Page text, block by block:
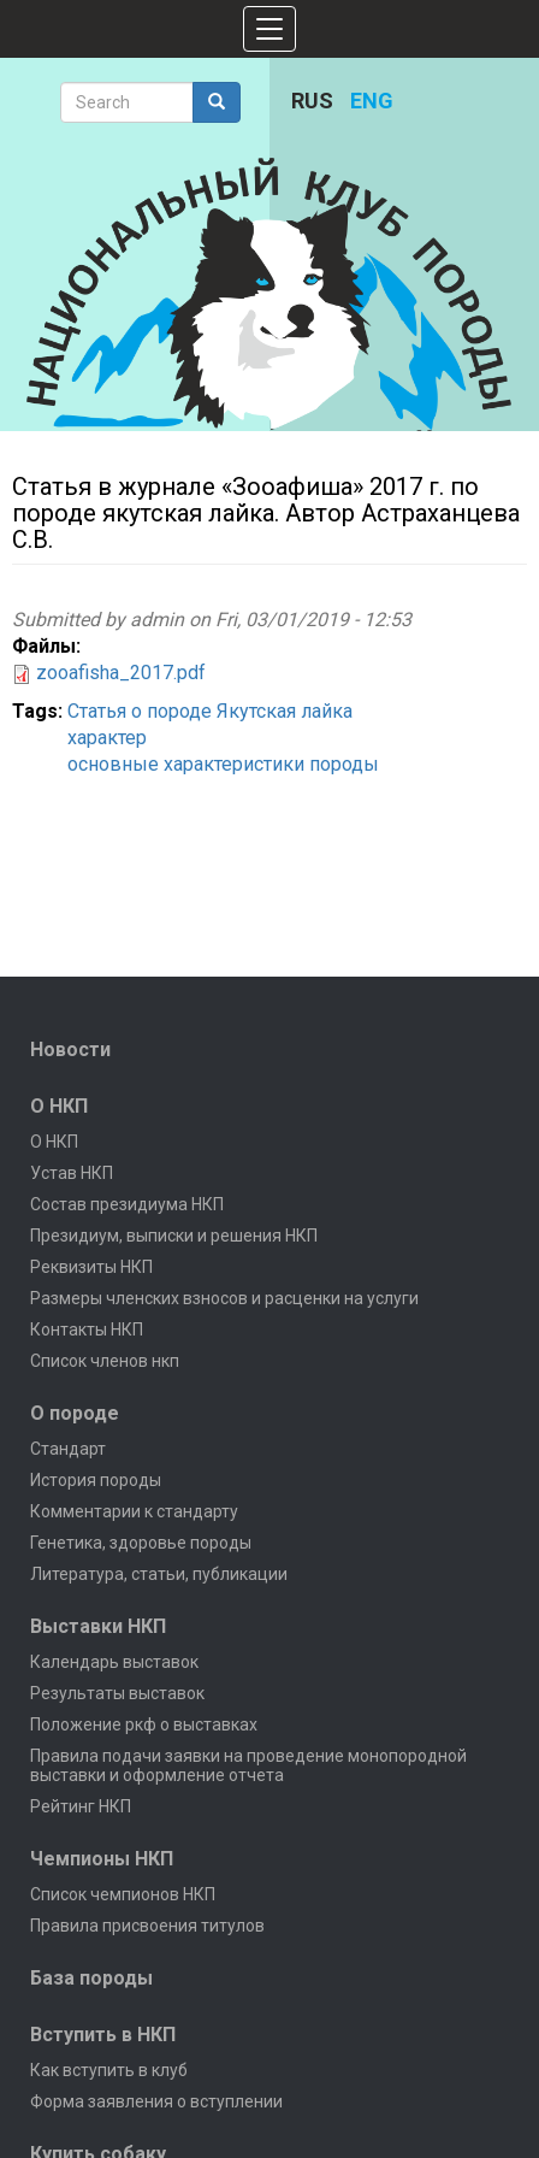
main
content
Toggle
navigation
Search
RUS ENG
Статья в журнале «Зооафиша» 2017 г. по
породе якутская лайка. Автор Астраханцева
С.В.
Submitted by adminon Fri, 03/01/2019 - 12:53
Файлы:
zooafisha_2017.pdf
Tags: Статья о породе Якутская лайка
характер
основные характеристики породы
Новости
О НКП
О НКП
Устав НКП
Состав президиума НКП
Президиум, выписки и решения НКП
Реквизиты НКП
Размеры членских взносов и расценки на услуги
Контакты НКП
Список членов нкп
О породе
Стандарт
История породы
Комментарии к стандарту
Генетика, здоровье породы
Литература, статьи, публикации
Выставки НКП
Календарь выставок
Результаты выставок
Положение ркф о выставках
Правила подачи заявки на проведение монопородной
выставки и оформление отчета
Рейтинг НКП
Чемпионы НКП
Список чемпионов НКП
Правила присвоения титулов
База породы
Вступить в НКП
Как вступить в клуб
Форма заявления о вступлении